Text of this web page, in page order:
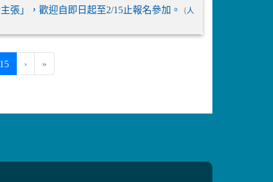
張」，歡迎自即日起至2/15止報名參加。 ( 人
15(current)
› »